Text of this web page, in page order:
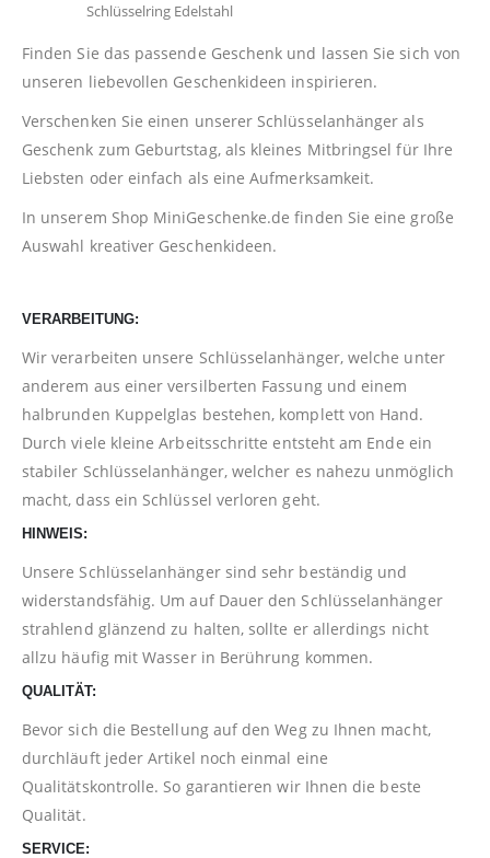
Schlüsselring Edelstahl
Finden Sie das passende Geschenk und lassen Sie sich von
unseren liebevollen Geschenkideen inspirieren.
Verschenken Sie einen unserer Schlüsselanhänger als
Geschenk zum Geburtstag, als kleines Mitbringsel für Ihre
Liebsten oder einfach als eine Aufmerksamkeit.
In unserem Shop MiniGeschenke.de finden Sie eine große
Auswahl kreativer Geschenkideen.
VERARBEITUNG:
Wir verarbeiten unsere Schlüsselanhänger, welche unter
anderem aus einer versilberten Fassung und einem
halbrunden Kuppelglas bestehen, komplett von Hand.
Durch viele kleine Arbeitsschritte entsteht am Ende ein
stabiler Schlüsselanhänger, welcher es nahezu unmöglich
macht, dass ein Schlüssel verloren geht.
HINWEIS:
Unsere Schlüsselanhänger sind sehr beständig und
widerstandsfähig. Um auf Dauer den Schlüsselanhänger
strahlend glänzend zu halten, sollte er allerdings nicht
allzu häufig mit Wasser in Berührung kommen.
QUALITÄT:
Bevor sich die Bestellung auf den Weg zu Ihnen macht,
durchläuft jeder Artikel noch einmal eine
Qualitätskontrolle. So garantieren wir Ihnen die beste
Qualität.
SERVICE: